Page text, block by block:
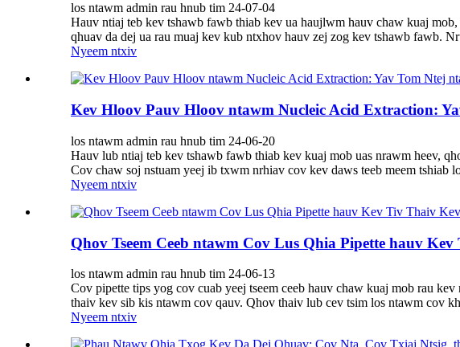
los ntawm admin rau hnub tim 24-07-04
Hauv ntiaj teb kev tshawb fawb thiab kev ua haujlwm hauv chaw kuaj
qhuav da dej ua rau muaj kev kub ntxhov hauv zej zog kev tshawb fawb.
Nyeem ntxiv
Kev Hloov Pauv Hloov ntawm Nucleic Acid Extraction:
los ntawm admin rau hnub tim 24-06-20
Hauv lub ntiaj teb kev tshawb fawb thiab kev kuaj mob uas nrawm heev,
Cov chaw soj nstuam yeej ib txwm nrhiav cov kev daws teeb meem
Nyeem ntxiv
Qhov Tseem Ceeb ntawm Cov Lus Qhia Pipette hauv
los ntawm admin rau hnub tim 24-06-13
Cov pipette tips yog cov cuab yeej tseem ceeb hauv chaw kuaj mob rau
thaiv kev sib kis ntawm cov qauv. Qhov thaiv lub cev tsim los ntawm cov
Nyeem ntxiv